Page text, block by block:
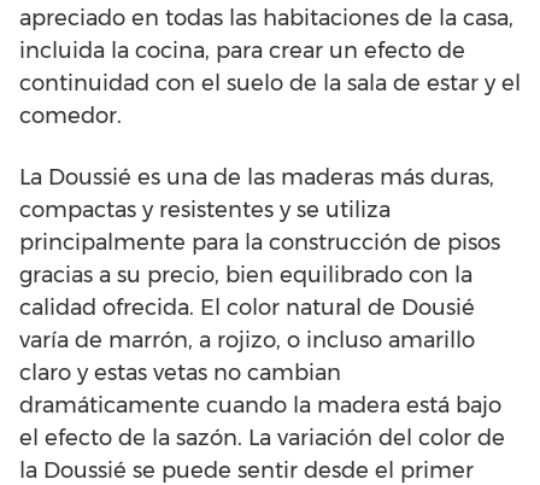
apreciado en todas las habitaciones de la casa,
incluida la cocina, para crear un efecto de
continuidad con el suelo de la sala de estar y el
comedor.
La Doussié es una de las maderas más duras,
compactas y resistentes y se utiliza
principalmente para la construcción de pisos
gracias a su precio, bien equilibrado con la
calidad ofrecida. El color natural de Dousié
varía de marrón, a rojizo, o incluso amarillo
claro y estas vetas no cambian
dramáticamente cuando la madera está bajo
el efecto de la sazón. La variación del color de
la Doussié se puede sentir desde el primer